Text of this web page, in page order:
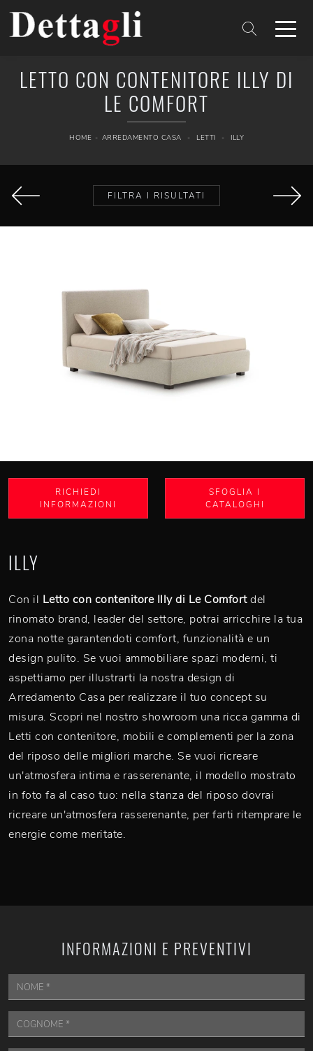
LETTO CON CONTENITORE ILLY DI
LE COMFORT
HOME - ARREDAMENTO CASA - LETTI - ILLY
FILTRA I RISULTATI
RICHIEDI
INFORMAZIONI
SFOGLIA I
CATALOGHI
ILLY
Con il Letto con contenitore Illy di Le Comfortdel
rinomato brand, leader del settore, potrai arricchire la tua
zona notte garantendoti comfort, funzionalità e un
design pulito. Se vuoi ammobiliare spazi moderni, ti
aspettiamo per illustrarti la nostra design di
Arredamento Casa per realizzare il tuo concept su
misura. Scopri nel nostro showroom una ricca gamma di
Letti con contenitore, mobili e complementi per la zona
del riposo delle migliori marche. Se vuoi ricreare
un'atmosfera intima e rasserenante, il modello mostrato
in foto fa al caso tuo: nella stanza del riposo dovrai
ricreare un'atmosfera rasserenante, per farti ritemprare le
energie come meritate.
INFORMAZIONI E PREVENTIVI